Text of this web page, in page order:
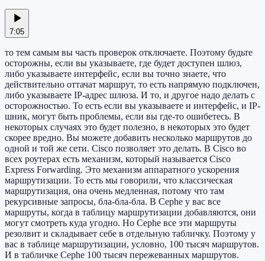
7:05
то тем самым вы часть проверок отключаете. Поэтому будьте
осторожны, если вы указываете, где будет доступен шлюз,
либо указываете интерфейс, если вы точно знаете, что
действительно оттачат маршрут, то есть напрямую подключен,
либо указываете IP-адрес шлюза. И то, и другое надо делать с
осторожностью. То есть если вы указываете и интерфейс, и IP-
шник, могут быть проблемы, если вы где-то ошибетесь. В
некоторых случаях это будет полезно, в некоторых это будет
скорее вредно. Вы можете добавить несколько маршрутов до
одной и той же сети. Cisco позволяет это делать. В Cisco во
всех роутерах есть механизм, который называется Cisco
Express Forwarding. Это механизм аппаратного ускорения
маршрутизации. То есть мы говорили, что классическая
маршрутизация, она очень медленная, потому что там
рекурсивные запросы, бла-бла-бла. В Cephe у вас все
маршруты, когда в таблицу маршрутизации добавляются, они
могут смотреть куда угодно. Но Cephe все эти маршруты
резолвит и складывает себе в отдельную табличку. Поэтому у
вас в таблице маршрутизации, условно, 100 тысяч маршрутов.
И в табличке Cephe 100 тысяч пережеванных маршрутов.